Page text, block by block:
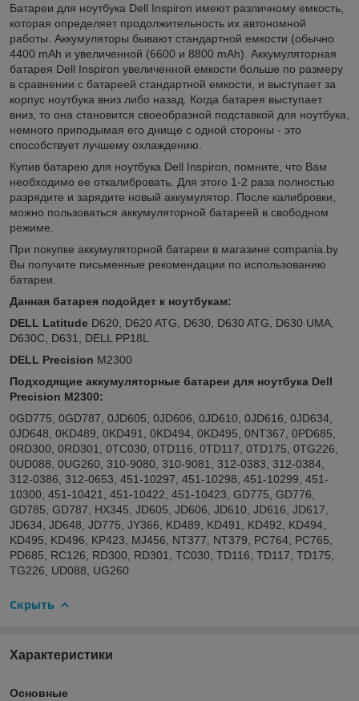
Батареи для ноутбука Dell Inspiron имеют различному емкость,
которая определяет продолжительность их автономной
работы. Аккумуляторы бывают стандартной емкости (обычно
4400 mAh и увеличенной (6600 и 8800 mAh). Аккумуляторная
батарея Dell Inspiron увеличенной емкости больше по размеру
в сравнении с батареей стандартной емкости, и выступает за
корпус ноутбука вниз либо назад. Когда батарея выступает
вниз, то она становится своеобразной подставкой для ноутбука,
немного приподымая его днище с одной стороны - это
способствует лучшему охлаждению.
Купив батарею для ноутбука Dell Inspiron, помните, что Вам
необходимо ее откалибровать. Для этого 1-2 раза полностью
разрядите и зарядите новый аккумулятор. После калибровки,
можно пользоваться аккумуляторной батареей в свободном
режиме.
При покупке аккумуляторной батареи в магазине compania.by
Вы получите письменные рекомендации по использованию
батареи.
Данная батарея подойдет к ноутбукам:
DELL Latitude D620, D620 ATG, D630, D630 ATG, D630 UMA,
D630C, D631, DELL PP18L
DELL Precision M2300
Подходящие аккумуляторные батареи для ноутбука Dell
Precision M2300:
0GD775, 0GD787, 0JD605, 0JD606, 0JD610, 0JD616, 0JD634,
0JD648, 0KD489, 0KD491, 0KD494, 0KD495, 0NT367, 0PD685,
0RD300, 0RD301, 0TC030, 0TD116, 0TD117, 0TD175, 0TG226,
0UD088, 0UG260, 310-9080, 310-9081, 312-0383, 312-0384,
312-0386, 312-0653, 451-10297, 451-10298, 451-10299, 451-
10300, 451-10421, 451-10422, 451-10423, GD775, GD776,
GD785, GD787, HX345, JD605, JD606, JD610, JD616, JD617,
JD634, JD648, JD775, JY366, KD489, KD491, KD492, KD494,
KD495, KD496, KP423, MJ456, NT377, NT379, PC764, PC765,
PD685, RC126, RD300, RD301, TC030, TD116, TD117, TD175,
TG226, UD088, UG260
Скрыть
Характеристики
Основные